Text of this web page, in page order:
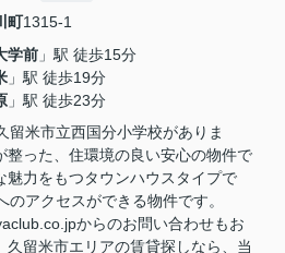
町1315‐1
学前 」駅 徒歩15分
」駅 徒歩19分
」駅 徒歩23分
留米市立西国分小学校がありま
整った、住環境の良い安心の物件で
魅力をもつタウンハウスタイプで
のアクセスができる物件です。
からのお問い合わせもお
久留米市エリアの賃貸探しなら、当